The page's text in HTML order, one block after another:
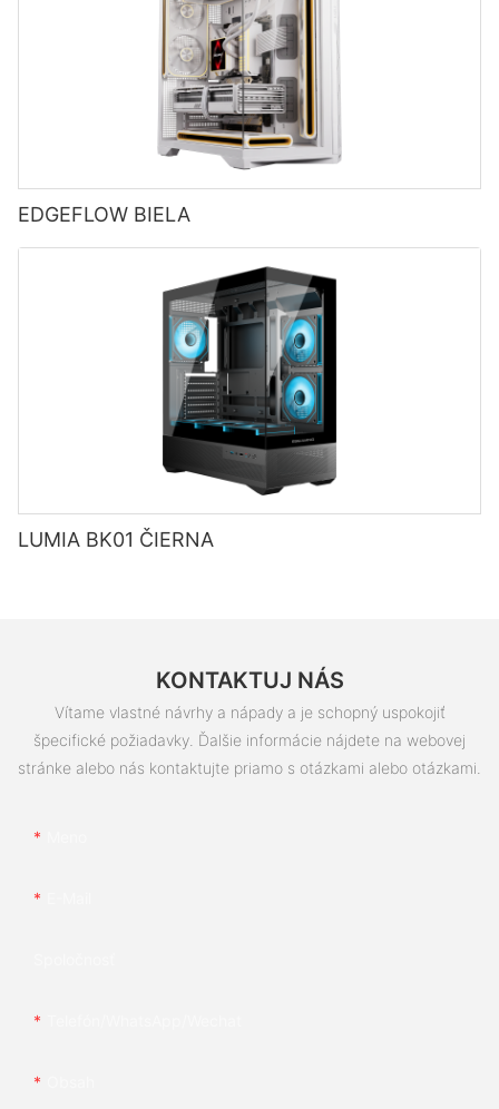
EDGEFLOW BIELA
LUMIA BK01 ČIERNA
KONTAKTUJ NÁS
Vítame vlastné návrhy a nápady a je schopný uspokojiť
špecifické požiadavky. Ďalšie informácie nájdete na webovej
stránke alebo nás kontaktujte priamo s otázkami alebo otázkami.